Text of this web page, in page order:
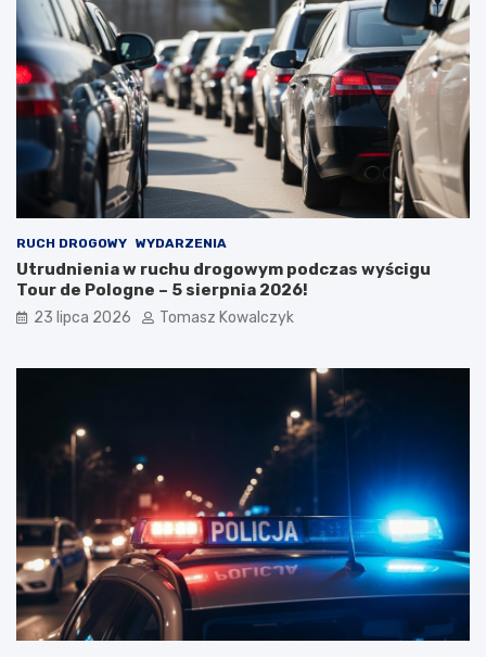
RUCH DROGOWY WYDARZENIA
Utrudnienia w ruchu drogowym podczas wyścigu
Tour de Pologne – 5 sierpnia 2026!
23 lipca 2026 Tomasz Kowalczyk